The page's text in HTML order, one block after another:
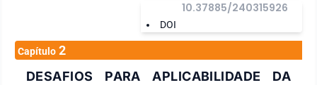
DOI
10.37885/240315926
Capítulo 2
DESAFIOS PARA APLICABILIDADE DA